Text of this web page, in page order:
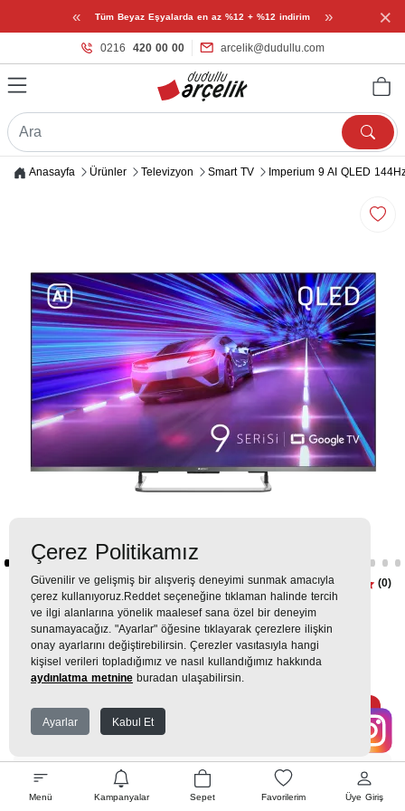
« Tüm Beyaz Eşyalarda en az %12 + %12 indirim » ×
0216 420 00 00 arcelik@dudullu.com
Menü Kampanyalar Sepet Favorilerim Üye Giriş
Anasayfa Ürünler Televizyon Smart TV Imperium 9 AI QLED
Imperium 9 AI QLED 144Hz VRR
75" 4K UHD Google TV - A 975 C
AI Smart TV
(0)
81.999TL 72.999TL
8.018 TLx 9 Taksit =72.159
EK GARANTİ
Çerez Politikamız
Güvenilir ve gelişmiş bir alışveriş deneyimi sunmak amacıyla
çerez kullanıyoruz.Reddet seçeneğine tıklaman halinde tercih
ve ilgi alanlarına yönelik maalesef sana özel bir deneyim
sunamayacağız. "Ayarlar" öğesine tıklayarak çerezlere ilişkin
onay ayarlarını değiştirebilirsin. Çerezler vasıtasıyla hangi
kişisel verileri topladığımız ve nasıl kullandığımız hakkında
aydınlatma metnine buradan ulaşabilirsin.
Ayarlar Kabul Et